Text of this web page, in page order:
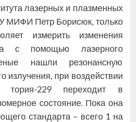
лазерных и плазменных
МИФИ Петр Борисюк, только
измерить изменения
с помощью лазерного
нашли резонансную
излучения, при воздействии
тория-229 переходит в
состояние. Пока она
стандарта – всего 1 на